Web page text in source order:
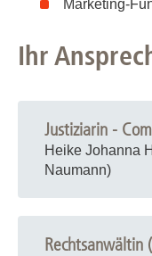
Marketing-
Ihr
Justiziarin -
Heike Johanna
Naumann)
Fax: +49 511 532-
Rechtsanwältin